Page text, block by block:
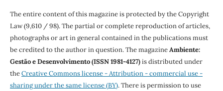
The entire content of this magazine is protected by the Copyright
Law (9,610 / 98). The partial or complete reproduction of articles,
photographs or art in general contained in the publications must
be credited to the author in question. The magazineAmbiente:
Gestão e Desenvolvimento (ISSN 1981-4127)is distributed under
theCreative Commons license - Attribution - commercial use -
sharing under the same license (BY). There is permission to use